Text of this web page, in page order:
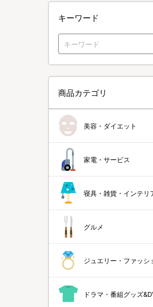
キーワード
商品カテゴリ
美容・ダイエット
家電・サービス
寝具・雑貨・インテリ
グルメ
ジュエリー・ファッシ
ドラマ・番組グッズ